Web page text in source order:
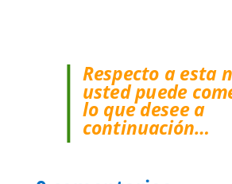
Respecto a esta
usted puede
lo que desee a
continuación…